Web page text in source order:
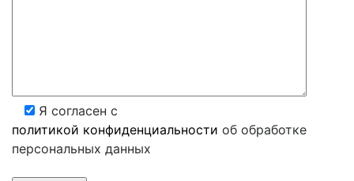
Я согласен с
политикой конфиденциальности об обработке
персональных данных